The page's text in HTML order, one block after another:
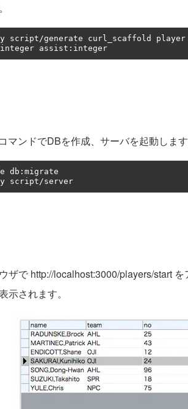
script/generate curl_scaffold player
integer assist : integer
マンドでDBを作成、サーバを起動します
db :
script/server
ザで http://localhost:3000/players/start
示されます。